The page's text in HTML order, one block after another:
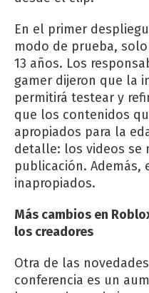
En el primer
modo de prueba,
13 años. Los
gamer dijeron que la
permitirá testear y
que los contenidos
apropiados para la
detalle: los videos se
publicación.
inapropiados.
Más cambios en
los creadores
Otra de las
conferencia es un